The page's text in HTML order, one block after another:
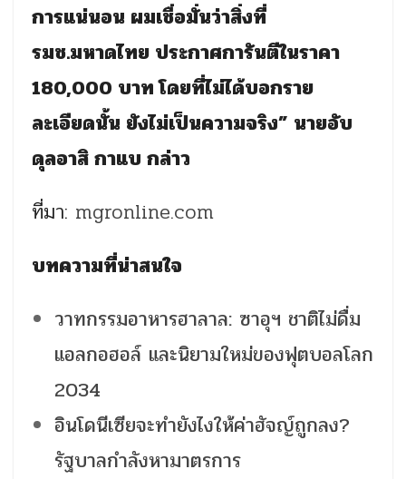
การแน่นอน ผมเชื่อมั่นว่าสิ่งที่
รมช.มหาดไทย ประกาศการันตีในราคา
180,000 บาท โดยที่ไม่ได้บอกราย
ละเอียดนั้น ยังไม่เป็นความจริง” นายอับ
ดุลอาสิ กาแบ กล่าว
ที่มา: mgronline.com
บทความที่น่าสนใจ
วาทกรรมอาหารฮาลาล: ซาอุฯ ชาติไม่ดื่ม
แอลกอฮอล์ และนิยามใหม่ของฟุตบอลโลก
2034
อินโดนีเซียจะทำยังไงให้ค่าฮัจญ์ถูกลง?
รัฐบาลกำลังหามาตรการ